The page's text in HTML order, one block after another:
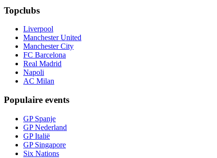
Topclubs
Liverpool
Manchester United
Manchester City
FC Barcelona
Real Madrid
Napoli
AC Milan
Populaire events
GP Spanje
GP Nederland
GP Italië
GP Singapore
Six Nations